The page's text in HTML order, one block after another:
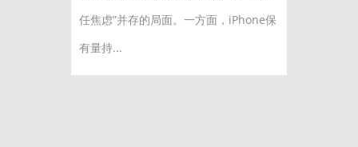
任焦虑”并存的局面。一方面，iPhone保
有量持...